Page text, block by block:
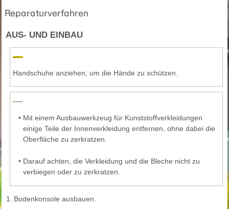
Reparaturverfahren
AUS- UND EINBAU
Handschuhe anziehen, um die Hände zu schützen.
• Mit einem Ausbauwerkzeug für Kunststoffverkleidungen
einige Teile der Innenverkleidung entfernen, ohne dabei die
Oberfläche zu zerkratzen.
• Darauf achten, die Verkleidung und die Bleche nicht zu
verbiegen oder zu zerkratzen.
1.
Bodenkonsole ausbauen.